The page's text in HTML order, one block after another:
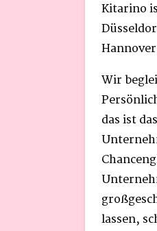
Kitarino
Wir
das ist
lassen,